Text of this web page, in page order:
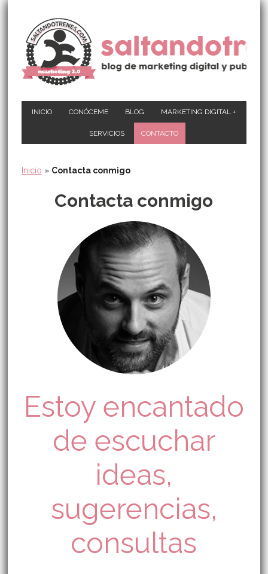
INICIO CONÓCEME BLOG MARKETING DIGITAL +
SERVICIOS CONTACTO
Inicio » Contacta conmigo
Contacta conmigo
Estoy encantado
de escuchar
ideas,
sugerencias,
consultas